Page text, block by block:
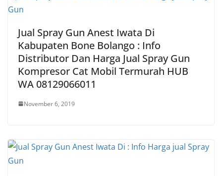
Jual Spray Gun Anest Iwata Di
Kabupaten Bone Bolango : Info
Distributor Dan Harga Jual Spray Gun
Kompresor Cat Mobil Termurah HUB
WA 08129066011
November 6, 2019